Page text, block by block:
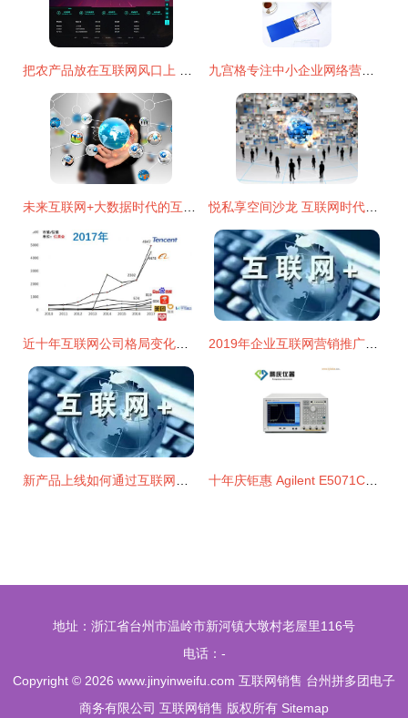
把农产品放在互联网风口上 农产品供销网如何借助电商重塑销售格局 九宫格专注中小企业网络营销,致力推动大办公办公用品公司的互联网 ,转发有礼,欢迎支持我一下
未来互联网+大数据时代的互联网销售 机遇、模式与变革 悦私享空间沙龙 互联网时代的社群经济及其应用
近十年互联网公司格局变化与销售模式的演进 2019年企业互联网营销推广新方法 互联网销售变革之路
新产品上线如何通过互联网营销推广实现高效销售 十年庆钜惠 Agilent E5071C网络分析仪——金属结构企业的精测利刃
地址：浙江省台州市温岭市新河镇大墩村老屋里116号
电话：-
Copyright © 2026 www.jinyinweifu.com 互联网销售 台州拼多团电子
商务有限公司 互联网销售 版权所有 Sitemap